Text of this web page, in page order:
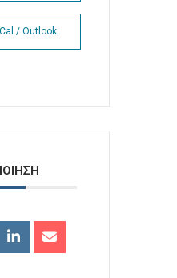
/ Outlook